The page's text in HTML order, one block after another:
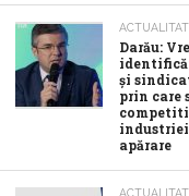
Darău:
și
prin care
apărare